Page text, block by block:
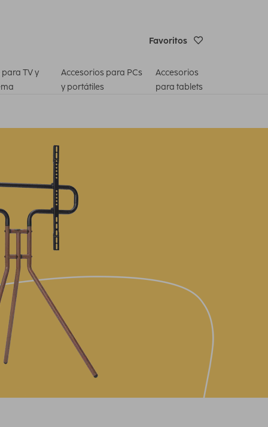
Favoritos
TV y
Accesorios para PCs
y portátiles
Accesorios
para tablets